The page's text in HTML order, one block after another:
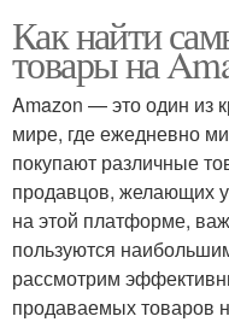
Как найти
товары на
Amazon — это один из
мире, где ежедневно
покупают различные
продавцов, желающих
на этой платформе,
пользуются
рассмотрим
продаваемых товаров